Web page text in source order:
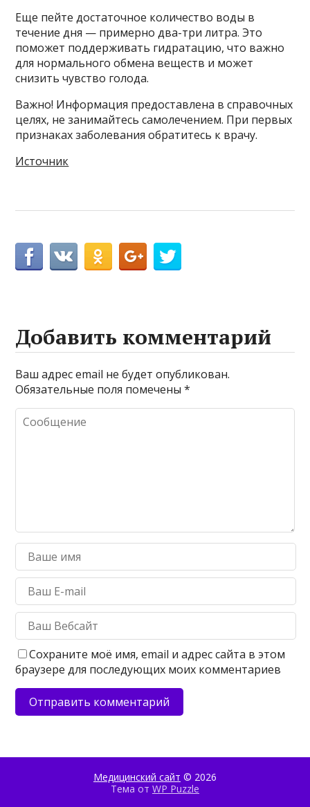
Еще пейте достаточное количество воды в
течение дня — примерно два-три литра. Это
поможет поддерживать гидратацию, что важно
для нормального обмена веществ и может
снизить чувство голода.
Важно! Информация предоставлена в справочных
целях, не занимайтесь самолечением. При первых
признаках заболевания обратитесь к врачу.
Источник
Добавить комментарий
Ваш адрес email не будет опубликован.
Обязательные поля помечены*
Сохраните моё имя, email и адрес сайта в этом
браузере для последующих моих комментариев
Медицинский сайт © 2026
Тема от WP Puzzle